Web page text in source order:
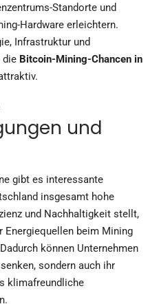
Standorte und
Hardware erleichtern.
Infrastruktur und
die Bitcoin-Mining-Chancen in
und
gibt es interessante
insgesamt hohe
und Nachhaltigkeit stellt,
Energiequellen beim Mining
können Unternehmen
sondern auch ihr
klimafreundliche